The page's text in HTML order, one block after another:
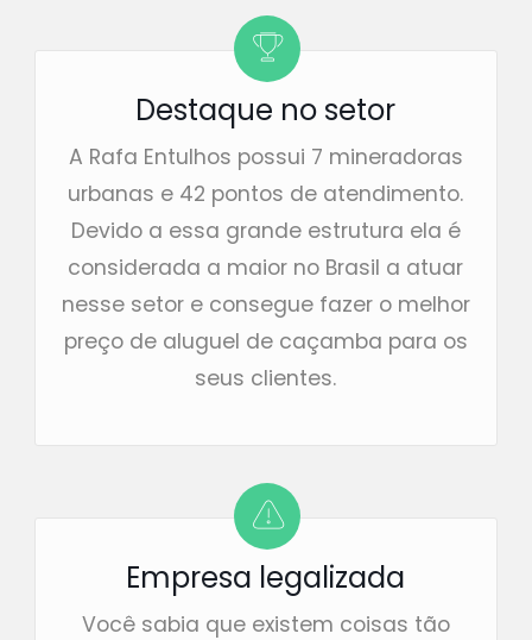
Destaque no setor
A Rafa Entulhos possui 7 mineradoras
urbanas e 42 pontos de atendimento.
Devido a essa grande estrutura ela é
considerada a maior no Brasil a atuar
nesse setor e consegue fazer o melhor
preço de aluguel de caçamba para os
seus clientes.
Empresa legalizada
Você sabia que existem coisas tão